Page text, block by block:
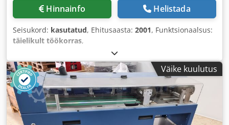
Hinnainfo Helistada
Seisukord: kasutatud, Ehitusaasta: 2001, Funktsionaalsus:
täielikult töökorras,
Väike kuulutus